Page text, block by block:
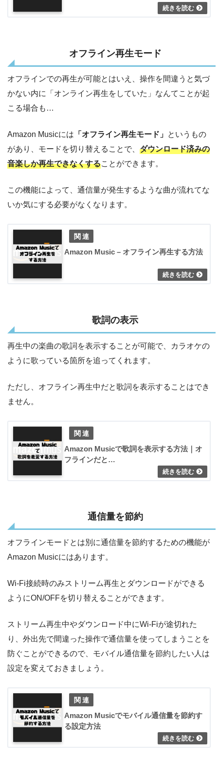
オフライン再生モード
オフラインでの再生が可能とはいえ、操作を間違うと気づ
かない内に「オンライン再生をしていた」なんてことが起
こる場合も…
Amazon Musicには 「オフライン再生モード」 というもの
があり、モードを切り替えることで、 ダウンロード済みの
音楽しか再生できなくすることができます。
この機能によって、通信量が発生するような曲が流れてな
いか気にする必要がなくなります。
Amazon Music – オフライン再生する方法
歌詞の表示
再生中の楽曲の歌詞を表示することが可能で、カラオケの
ように歌っている箇所を追ってくれます。
ただし、オフライン再生中だと歌詞を表示することはでき
ません。
Amazon Musicで歌詞を表示する方法｜オ
フラインだと…
通信量を節約
オフラインモードとは別に通信量を節約するための機能が
Amazon Musicにはあります。
Wi-Fi接続時のみストリーム再生とダウンロードができる
ようにON/OFFを切り替えることができます。
ストリーム再生中やダウンロード中にWi-Fiが途切れた
り、外出先で間違った操作で通信量を使ってしまうことを
防ぐことができるので、モバイル通信量を節約したい人は
設定を変えておきましょう。
Amazon Musicでモバイル通信量を節約す
る設定方法